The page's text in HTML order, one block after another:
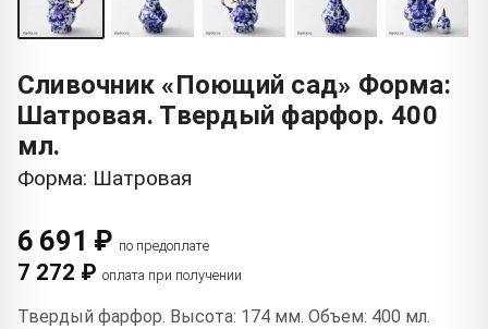
Сливочник «Поющий сад» Форма:
Шатровая. Твердый фарфор. 400
мл.
Форма: Шатровая
6 691 ₽ по предоплате
7 272 ₽ оплата при получении
Твердый фарфор. Высота: 174 мм. Объем: 400 мл.